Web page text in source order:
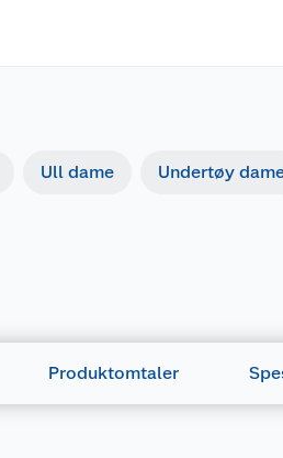
Ull dame Undertøy
Produktomtaler